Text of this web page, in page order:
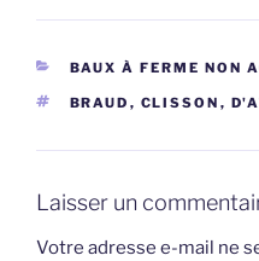
CATÉGORIES
BAUX À FERME NON
ÉTIQUETTES
BRAUD , CLISSON ,
Laisser un
Votre adresse e-mail ne